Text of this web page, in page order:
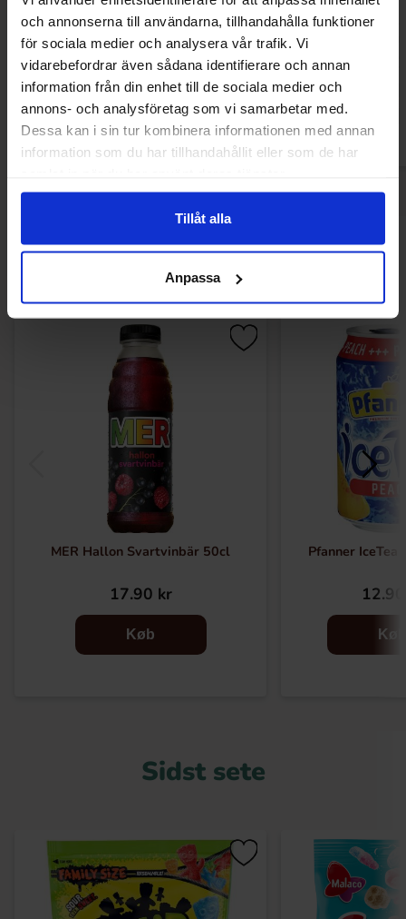
och annonserna till användarna, tillhandahålla funktioner
för sociala medier och analysera vår trafik. Vi
vidarebefordrar även sådana identifierare och annan
information från din enhet till de sociala medier och
annons- och analysföretag som vi samarbetar med.
Dessa kan i sin tur kombinera informationen med annan
information som du har tillhandahållit eller som de har
Tillåt alla
Anpassa
Brainrot Soda Chimpanzini Bananini
250ml
22.90 kr 16.90 kr
Køb
BSC Energy Drink
Andre kunne lide
MER Hallon Svartvinbär 50cl
17.90 kr
Køb
Pfanner IceTea
Køb
Sidst sete